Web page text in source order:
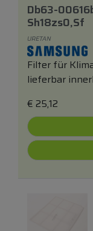
Db63-
Sh18zs0,sf
URETAN
Filter für
lieferbar
€ 25,12